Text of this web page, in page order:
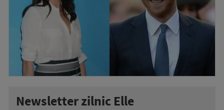
Newsletter zilnic Elle